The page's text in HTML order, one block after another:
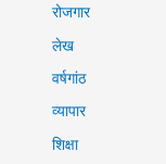
रोजगार
लेख
वर्षगांठ
व्यापार
शिक्षा